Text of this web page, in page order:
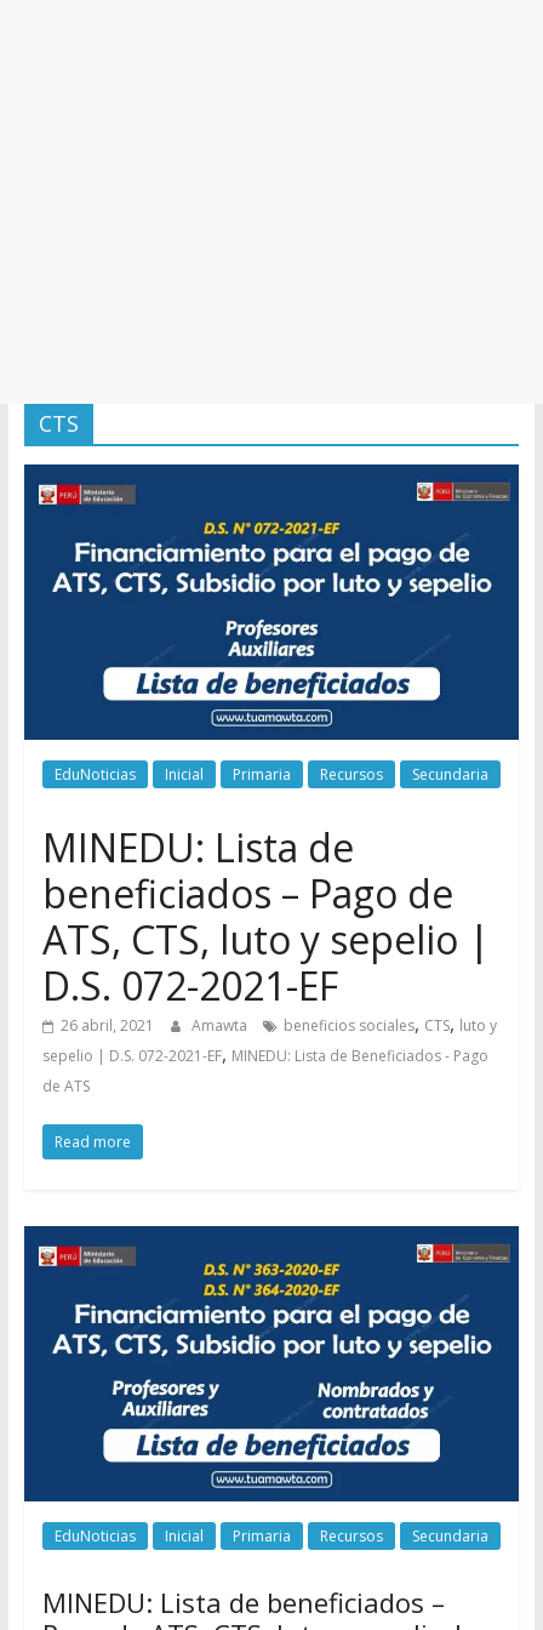
CTS
EduNoticias Inicial Primaria Recursos Secundaria
MINEDU: Lista de
beneficiados – Pago de
ATS, CTS, luto y sepelio |
D.S. 072-2021-EF
26 abril, 2021 Amawta beneficios sociales, CTS, luto y
sepelio | D.S. 072-2021-EF, MINEDU: Lista de Beneficiados - Pago
de ATS
Read more
EduNoticias Inicial Primaria Recursos Secundaria
MINEDU: Lista de beneficiados –